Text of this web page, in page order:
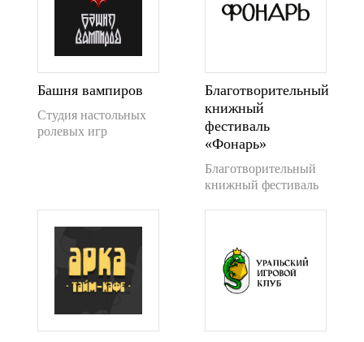
Башня вампиров
Студия настольных
ролевых игр
Благотворительный
книжный
фестиваль
«Фонарь»
Благотворительный
книжный фестиваль